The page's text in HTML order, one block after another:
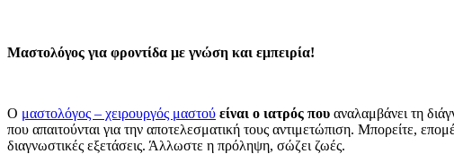
Μαστολόγος για φροντίδα με γνώση και εμπειρία!
Ο μαστολόγος – χειρουργός μαστού είναι ο ιατρός που αναλαμβάνει τη
που απαιτούνται για την αποτελεσματική τους αντιμετώπιση. Μπορείτε,
διαγνωστικές εξετάσεις. Άλλωστε η πρόληψη, σώζει ζωές.